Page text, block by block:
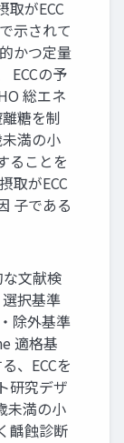
取がECC
示されて
かつ定量
ECCの予
総エネ
糖を制
満の小
ることを
取がECC
子である
文献検
択基準
除外基準
適格基
、ECCを
研究デザ
未満の小
齲蝕診断